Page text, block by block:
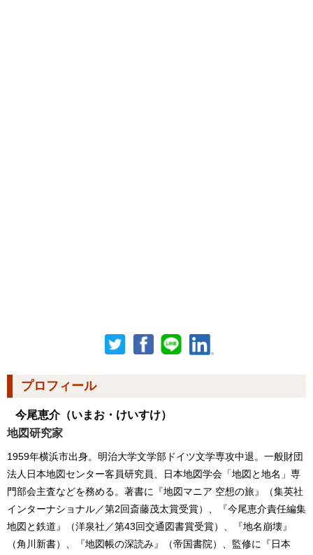
プロフィール
今尾恵介（いまお・けいすけ）
地図研究家
1959年横浜市出身。明治大学文学部ドイツ文学専攻中退。一般財団
法人日本地図センター客員研究員、日本地図学会「地図と地名」専
門部会主査などを務める。著書に『地図マニア 空想の旅』（集英社
インターナショナル／第2回斎藤茂太賞受賞）、『今尾恵介責任編集
地図と鉄道』（洋泉社／第43回交通図書賞受賞）、『地名崩壊』
（角川新書）、『地図帳の深読み』（帝国書院）、監修に『日本